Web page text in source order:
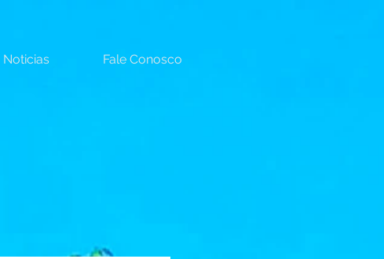
Noticias Fale Conosco